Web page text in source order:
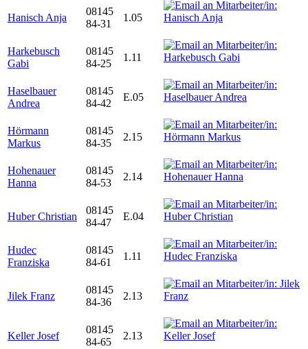
Hanisch Anja
08145
84-31
1.05
Harkebusch
Gabi
08145
84-25
1.11
Haselbauer
Andrea
08145
84-42
E.05
Hörmann
Markus
08145
84-35
2.15
Hohenauer
Hanna
08145
84-53
2.14
Huber Christian
08145
84-47
E.04
Hudec
Franziska
08145
84-61
1.11
Jilek Franz
08145
84-36
2.13
Keller Josef
08145
84-65
2.13